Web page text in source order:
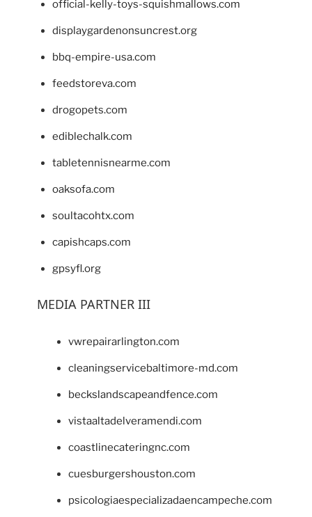
official-kelly-toys-squishmallows.com
displaygardenonsuncrest.org
bbq-empire-usa.com
feedstoreva.com
drogopets.com
ediblechalk.com
tabletennisnearme.com
oaksofa.com
soultacohtx.com
capishcaps.com
gpsyfl.org
MEDIA PARTNER III
vwrepairarlington.com
cleaningservicebaltimore-md.com
beckslandscapeandfence.com
vistaaltadelveramendi.com
coastlinecateringnc.com
cuesburgershouston.com
psicologiaespecializadaencampeche.com